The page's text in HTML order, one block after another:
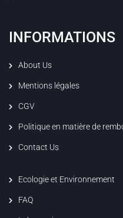
INFORMATIONS
About Us
Mentions légales
CGV
Politique en matière de
Contact Us
Ecologie et Environnement
FAQ